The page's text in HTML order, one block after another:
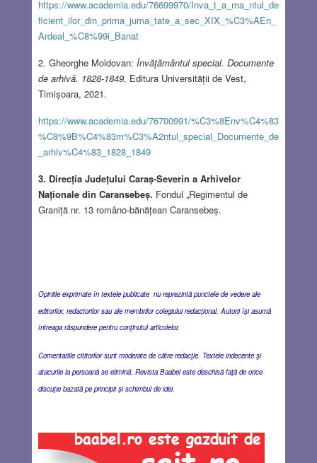
https://www.academia.edu/76699970/Inva_t_a_ma_ntul_de
ficient_ilor_din_prima_juma_tate_a_sec_XIX_%C3%AEn_
Ardeal_%C8%99i_Banat
2. Gheorghe Moldovan: Învățământul special. Documente
de arhivă. 1828-1849, Editura Universității de Vest,
Timișoara, 2021.
https://www.academia.edu/76700991/%C3%8Env%C4%83
%C8%9B%C4%83m%C3%A2ntul_special_Documente_de
_arhiv%C4%83_1828_1849
3. Direcția Județului Caraș-Severin a Arhivelor
Naționale din Caransebeș. Fondul „Regimentul de
Graniță nr. 13 româno-bănățean Caransebeș.
Opiniile exprimate în textele publicate nu reprezintă punctele de vedere ale
editorilor, redactorilor sau ale membrilor colegiului redacţional. Autorii îşi asumă
întreaga răspundere pentru conţinutul articolelor.
Comentariile cititorilor sunt moderate de către redacţie. Textele indecente şi
atacurile la persoană se elimină. Revista Baabel este deschisă faţă de orice
discuţie bazată pe principii şi schimbul de idei.